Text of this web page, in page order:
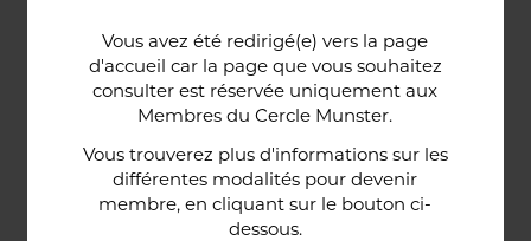
Vous avez été redirigé(e) vers la page
d'accueil car la page que vous souhaitez
consulter est réservée uniquement aux
Membres du Cercle Munster.
Vous trouverez plus d'informations sur les
différentes modalités pour devenir
membre, en cliquant sur le bouton ci-
dessous.
historique de la maison, relie le bar au restaurant ;
cette trace du passé rappelle la tradition du bien-
être en ces lieux et de l'accueil chaleureux qui
contribuent à la réputation de l'établissement. Ce
restaurant gastronomique a été entièrement
relooké en janvier 2020. Notre chef vous propose